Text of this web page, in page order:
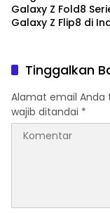
Galaxy Z Fold8
Galaxy Z Flip8 di
Tinggalkan
Alamat email Anda
wajib ditandai *